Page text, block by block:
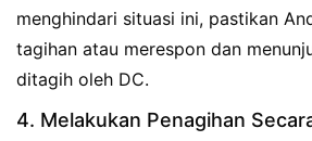
menghindari situasi ini, pastikan
tagihan atau merespon dan
ditagih oleh DC.
4. Melakukan Penagihan